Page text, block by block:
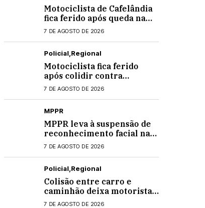
Motociclista de Cafelândia
fica ferido após queda na
PR-180 em Quarto
7 DE AGOSTO DE 2026
Policial Regional
Motociclista fica ferido
após colidir contra
banheiro químico que caiu
7 DE AGOSTO DE 2026
MPPR
MPPR leva à suspensão de
reconhecimento facial nas
escolas estaduais
7 DE AGOSTO DE 2026
Policial Regional
Colisão entre carro e
caminhão deixa motorista
ferido na PR-495, em
7 DE AGOSTO DE 2026